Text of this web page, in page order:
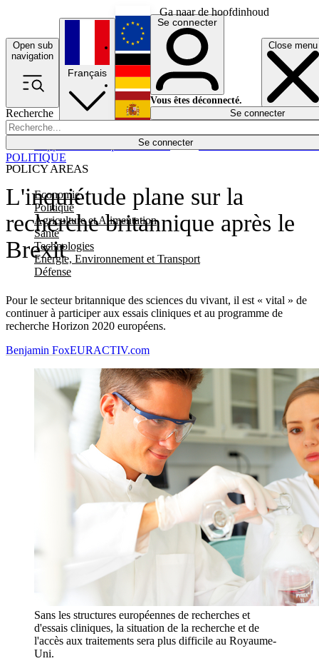
Ga naar de hoofdinhoud
Open sub
navigation
Close menu
Recherche
Se connecter
POLICY AREAS
Economie
Politique
Agriculture et Alimentation
Santé
Technologies
Energie, Environnement et Transport
Défense
Économie
Français
English
Deutsch
Español
Se connecter
Vous êtes déconnecté.
Se connecter
L'inquiétude plane sur la
recherche britannique après le
Brexit
Pour le secteur britannique des sciences du vivant, il est « vital » de
continuer à participer aux essais cliniques et au programme de
recherche Horizon 2020 européens.
POLITIQUE
Benjamin FoxEURACTIV.com
Sans les structures européennes de recherches et
d'essais cliniques, la situation de la recherche et de
l'accès aux traitements sera plus difficile au Royaume-
Uni.